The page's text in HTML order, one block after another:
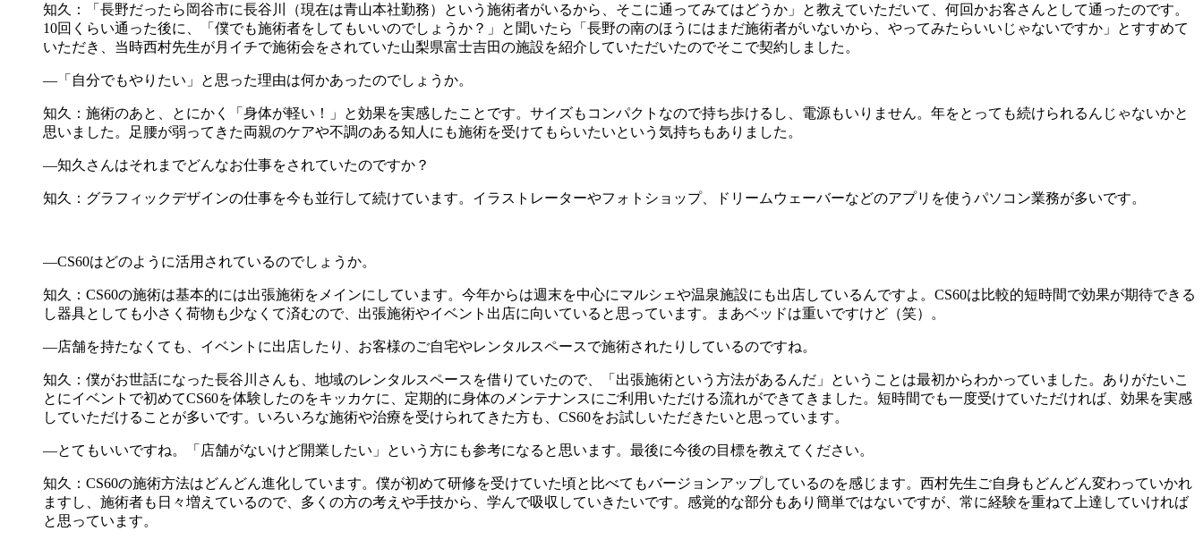
知久：「長野だったら岡谷市に長谷川（現在は青山本社勤務）という施術者がいるから、そこに通ってみてはどうか」と教えていただいて、何回かお客さんとして通ったのです。
10回くらい通った後に、「僕でも施術者をしてもいいのでしょうか？」と聞いたら「長野の南のほうにはまだ施術者がいないから、やってみたらいいじゃないですか」とすすめて
いただき、当時西村先生が月イチで施術会をされていた山梨県富士吉田の施設を紹介していただいたのでそこで契約しました。
―「自分でもやりたい」と思った理由は何かあったのでしょうか。
知久：施術のあと、とにかく「身体が軽い！」と効果を実感したことです。サイズもコンパクトなので持ち歩けるし、電源もいりません。年をとっても続けられるんじゃないかと
思いました。足腰が弱ってきた両親のケアや不調のある知人にも施術を受けてもらいたいという気持ちもありました。
―知久さんはそれまでどんなお仕事をされていたのですか？
知久：グラフィックデザインの仕事を今も並行して続けています。イラストレーターやフォトショップ、ドリームウェーバーなどのアプリを使うパソコン業務が多いです。
―CS60はどのように活用されているのでしょうか。
知久：CS60の施術は基本的には出張施術をメインにしています。今年からは週末を中心にマルシェや温泉施設にも出店しているんですよ。CS60は比較的短時間で効果が期待できる
し器具としても小さく荷物も少なくて済むので、出張施術やイベント出店に向いていると思っています。まあベッドは重いですけど（笑）。
―店舗を持たなくても、イベントに出店したり、お客様のご自宅やレンタルスペースで施術されたりしているのですね。
知久：僕がお世話になった長谷川さんも、地域のレンタルスペースを借りていたので、「出張施術という方法があるんだ」ということは最初からわかっていました。ありがたいこ
とにイベントで初めてCS60を体験したのをキッカケに、定期的に身体のメンテナンスにご利用いただける流れができてきました。短時間でも一度受けていただければ、効果を実感
していただけることが多いです。いろいろな施術や治療を受けられてきた方も、CS60をお試しいただきたいと思っています。
―とてもいいですね。「店舗がないけど開業したい」という方にも参考になると思います。最後に今後の目標を教えてください。
知久：CS60の施術方法はどんどん進化しています。僕が初めて研修を受けていた頃と比べてもバージョンアップしているのを感じます。西村先生ご自身もどんどん変わっていかれ
ますし、施術者も日々増えているので、多くの方の考えや手技から、学んで吸収していきたいです。感覚的な部分もあり簡単ではないですが、常に経験を重ねて上達していければ
と思っています。